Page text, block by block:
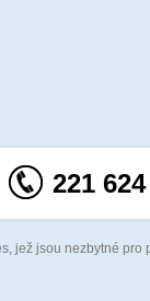
221
jež jsou nezbytné